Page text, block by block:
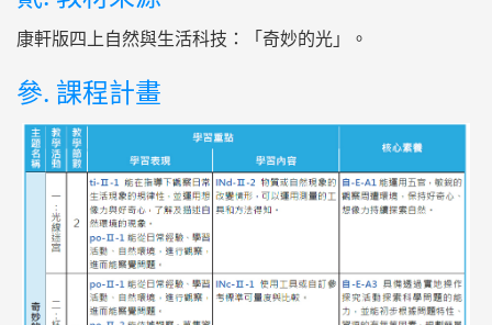
康軒版四上自然與⽣活科技：「奇妙的光」。
參. 課程計畫